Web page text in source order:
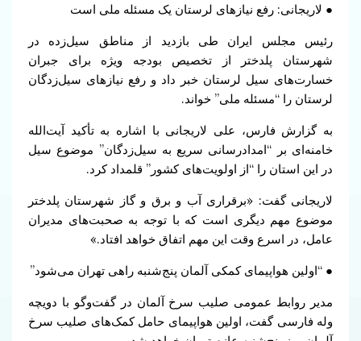
● لاریجانی: رفع نیازهای لرستان یک مسئله ملی است
رئيس مجلس ایران طی بازدید از مناطق سیل‌زده در
شهرستان پلدختر از تخصیص بودجه ویژه برای جبران
خسارت‌های سیل لرستان خبر داد و رفع نیازهای سیل‌زدگان
لرستان را “مسئله ملی” خواند.
به گزارش فارس، علی لاریجانی با اشاره به تأکید آیت‌الله
خامنه‌ای بر “امدادرسانی سریع به سیل‌زدگان” موضوع سیل
در این استان را “از اولویت‌های کشور” قلمداد کرد.
لاریجانی گفت: «برقراری آب و برق و گاز شهرستان پلدختر
موضوع مهم دیگری است که با توجه به صحبت‌های مدیران
عامل، در اسرع وقت این مهم اتفاق خواهد افتاد.»
● “اولین هواپیمای کمکی آلمان پنج‌شنبه راهی تهران می‌شود”
مدیر روابط عمومی صلیب سرخ آلمان در گفت‌وگو با دویچه‌
وله فارسی گفت، اولین هواپیمای حامل کمک‌های صلیب سرخ